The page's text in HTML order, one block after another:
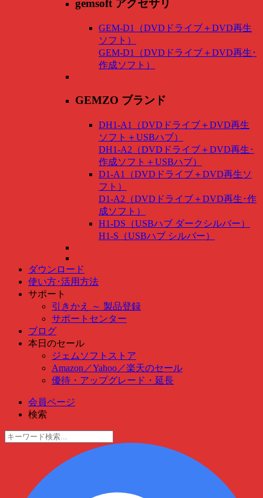
gemsoft アクセサリ
GEM-D1（DVDドライブ＋DVD再生
ソフト）
GEM-D1（DVDドライブ＋DVD再生･
作成ソフト）
GEMZO ブランド
DH1-A1（DVDドライブ＋DVD再生
ソフト＋USBハブ）
DH1-A2（DVDドライブ＋DVD再生･
作成ソフト＋USBハブ）
D1-A1（DVDドライブ＋DVD再生ソ
フト）
D1-A2（DVDドライブ＋DVD再生･作
成ソフト）
H1-DS（USBハブ ダークシルバー）
H1-S（USBハブ シルバー）
ダウンロード
使い方･活用方法
サポート
引きかえ ～ 製品登録
サポートセンター
ブログ
本日のセール
ジェムソフトストア
Amazon ／Yahoo ／楽天のセール
優待・アップグレード・延長
会員ページ
検索